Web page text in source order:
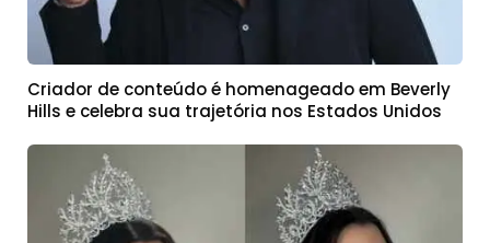
Criador de conteúdo é homenageado em Beverly
Hills e celebra sua trajetória nos Estados Unidos